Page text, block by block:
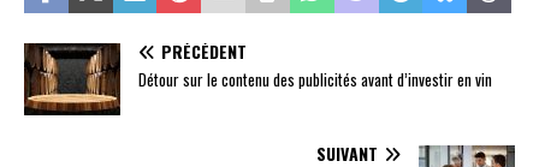
PRÉCÉDENT
Détour sur le contenu des publicités avant d’investir en vin
SUIVANT